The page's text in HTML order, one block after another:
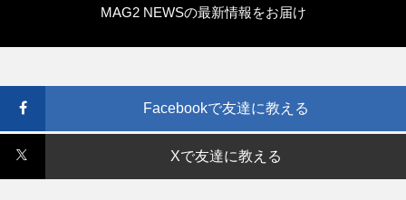
MAG2 NEWSの最新情報をお届け
Facebookで友達に教える
Xで友達に教える